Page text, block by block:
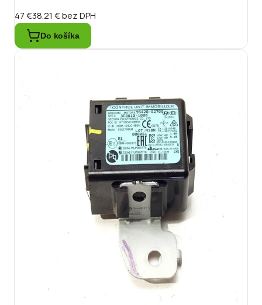
47 €38.21 €bez DPH
Do košíka